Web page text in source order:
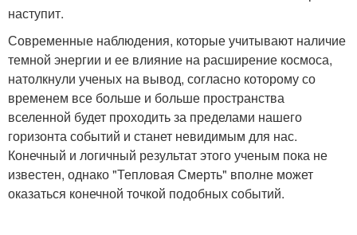
наступит.
Современные наблюдения, которые учитывают наличие
темной энергии и ее влияние на расширение космоса,
натолкнули ученых на вывод, согласно которому со
временем все больше и больше пространства
вселенной будет проходить за пределами нашего
горизонта событий и станет невидимым для нас.
Конечный и логичный результат этого ученым пока не
известен, однако "Тепловая Смерть" вполне может
оказаться конечной точкой подобных событий.